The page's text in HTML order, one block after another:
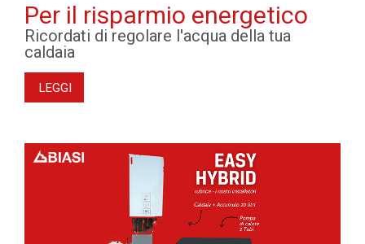
Per il risparmio energetico
Ricordati di regolare l'acqua della tua
caldaia
LEGGI